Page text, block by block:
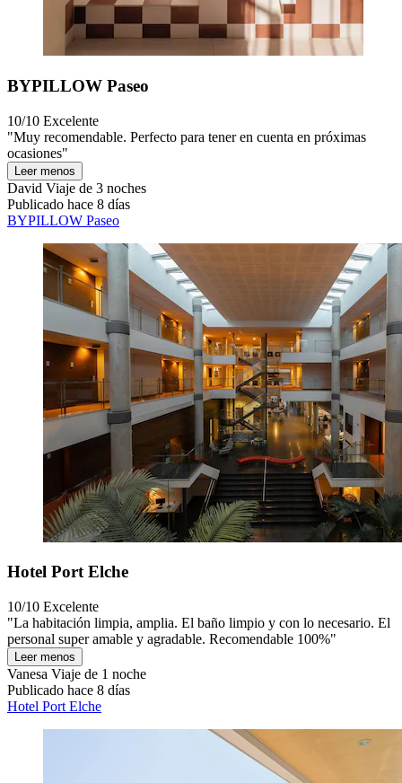
BYPILLOW Paseo
10/10 Excelente
"Muy recomendable. Perfecto para tener en cuenta en próximas
ocasiones"
Leer menos
David Viaje de 3 noches
Publicado hace 8 días
BYPILLOW Paseo
Hotel Port Elche
10/10 Excelente
"La habitación limpia, amplia. El baño limpio y con lo necesario. El
personal super amable y agradable. Recomendable 100%"
Leer menos
Vanesa Viaje de 1 noche
Publicado hace 8 días
Hotel Port Elche